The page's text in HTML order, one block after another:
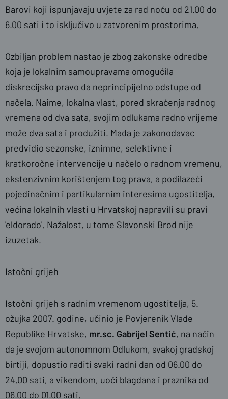
Barovi koji ispunjavaju uvjete za rad noću od 21.00 do
6.00 sati i to isključivo u zatvorenim prostorima.
Ozbiljan problem nastao je zbog zakonske odredbe
koja je lokalnim samoupravama omogućila
diskrecijsko pravo da neprincipijelno odstupe od
načela. Naime, lokalna vlast, pored skraćenja radnog
vremena od dva sata, svojim odlukama radno vrijeme
može dva sata i produžiti. Mada je zakonodavac
predvidio sezonske, iznimne, selektivne i
kratkoročne intervencije u načelo o radnom vremenu,
ekstenzivnim korištenjem tog prava, a podilazeći
pojedinačnim i partikularnim interesima ugostitelja,
većina lokalnih vlasti u Hrvatskoj napravili su pravi
'eldorado'. Nažalost, u tome Slavonski Brod nije
izuzetak.
Istočni grijeh
Istočni grijeh s radnim vremenom ugostitelja, 5.
ožujka 2007. godine, učinio je Povjerenik Vlade
Republike Hrvatske, mr.sc. Gabrijel Sentić, na način
da je svojom autonomnom Odlukom, svakoj gradskoj
birtiji, dopustio raditi svaki radni dan od 06.00 do
24.00 sati, a vikendom, uoči blagdana i praznika od
06.00 do 01.00 sati.